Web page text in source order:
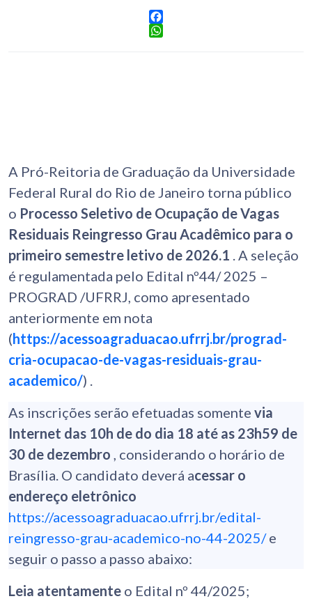
Facebook
A Pró-Reitoria de Graduação da Universidade
Federal Rural do Rio de Janeiro torna público
o Processo Seletivo de Ocupação de Vagas
Residuais Reingresso Grau Acadêmico para o
primeiro semestre letivo de 2026.1 .A seleção
é regulamentada pelo Edital nº44/ 2025 –
PROGRAD /UFRRJ, como apresentado
anteriormente em nota
(https://acessoagraduacao.ufrrj.br/prograd-
cria-ocupacao-de-vagas-residuais-grau-
academico/) .
As inscrições serão efetuadas somente via
Internet das 10h de do dia 18 até as 23h59 de
30 de dezembro , considerando o horário de
Brasília. O candidato deverá acessar o
endereço eletrônico
https://acessoagraduacao.ufrrj.br/edital-
reingresso-grau-academico-no-44-2025/e
seguir o passo a passo abaixo:
Leia atentamente o Edital nº 44/2025;